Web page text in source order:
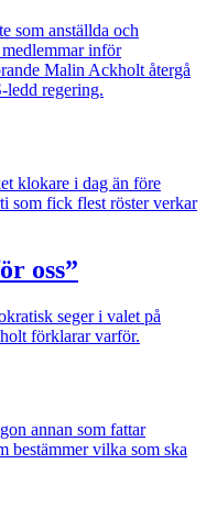
som anställda och
inför
Malin Ackholt återgå
ledd regering.
klokare i dag än före
som fick flest röster verkar
oss”
seger i valet på
förklarar varför.
annan som fattar
bestämmer vilka som ska